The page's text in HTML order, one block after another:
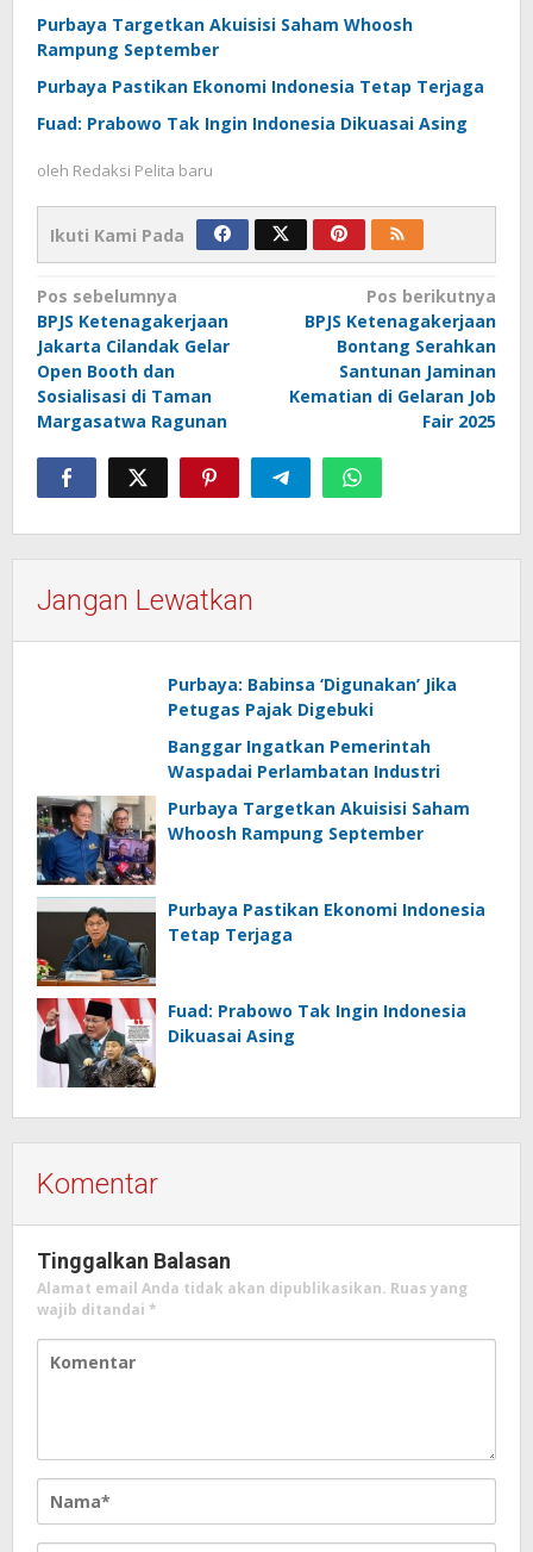
Purbaya Targetkan Akuisisi Saham Whoosh
Rampung September
Purbaya Pastikan Ekonomi Indonesia Tetap Terjaga
Fuad: Prabowo Tak Ingin Indonesia Dikuasai Asing
oleh Redaksi Pelita baru
Ikuti Kami Pada
Navigasi
pos
Pos sebelumnya
BPJS Ketenagakerjaan
Jakarta Cilandak Gelar
Open Booth dan
Sosialisasi di Taman
Margasatwa Ragunan
Pos berikutnya
BPJS Ketenagakerjaan
Bontang Serahkan
Santunan Jaminan
Kematian di Gelaran Job
Fair 2025
Jangan Lewatkan
Purbaya: Babinsa ‘Digunakan’ Jika
Petugas Pajak Digebuki
Banggar Ingatkan Pemerintah
Waspadai Perlambatan Industri
Purbaya Targetkan Akuisisi Saham
Whoosh Rampung September
Purbaya Pastikan Ekonomi Indonesia
Tetap Terjaga
Fuad: Prabowo Tak Ingin Indonesia
Dikuasai Asing
Komentar
Tinggalkan Balasan
Alamat email Anda tidak akan dipublikasikan. Ruas yang
wajib ditandai *